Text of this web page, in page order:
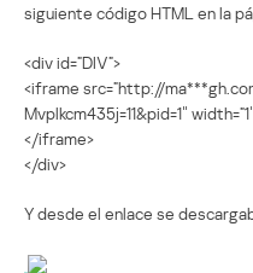
siguiente código HTML en la
<div id=”DIV”>
<iframe src=”http://
Mvplkcm435j=11&pid=1″
</iframe>
</div>
Y desde el enlace se